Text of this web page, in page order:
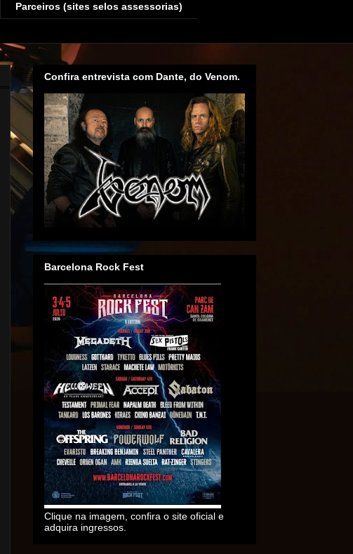
Parceiros (sites selos assessorias)
Confira entrevista com Dante, do Venom.
Barcelona Rock Fest
Clique na imagem, confira o site oficial e
adquira ingressos.